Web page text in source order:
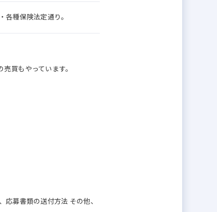
種保険法定通り。
買もやっています。
募書類の送付方法 その他、